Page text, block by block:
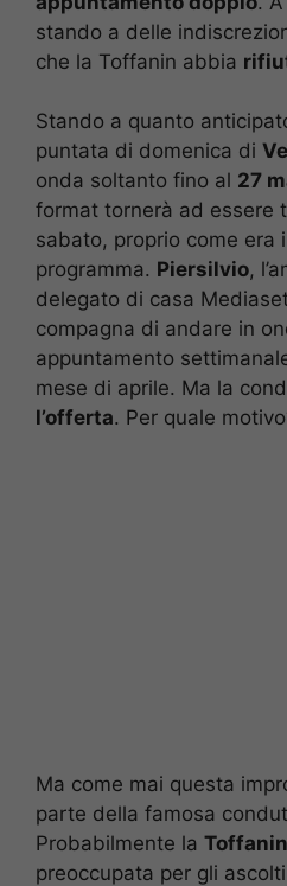
stando a delle
che la Toffanin abbia
Stando a quanto
puntata di domenica di
onda soltanto fino al 27
format tornerà ad essere
sabato, proprio come era
programma. Piersilvio,
delegato di casa
compagna di andare in
appuntamento
mese di aprile. Ma la
l’offerta. Per quale
Ma come mai questa
parte della famosa
Probabilmente la Toffanin
preoccupata per gli